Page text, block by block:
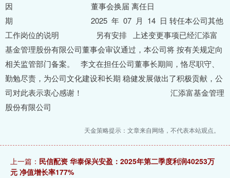
因 董事会换届 离任日
期 2025 年 07 月 14 日 转任本公司其他
工作岗位的说明 另有安排 上述变更事项已经汇添富
基金管理股份有限公司董事会审议通过，本公司将 按有关规定向
相关监管部门备案。 李文在担任公司董事长期间，恪尽职守、
勤勉尽责，为公司文化建设和长期 稳健发展做出了积极贡献，公
司对此表示衷心感谢！ 汇添富基金管理
股份有限公司
天金策略提示：文章来自网络，不代表本站观点。
上一篇： 民信配资 华泰保兴安盈：2025年第二季度利润40253万
元 净值增长率177%